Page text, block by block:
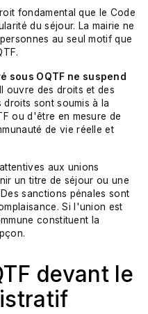
fondamental que le Code
du séjour. La mairie ne
au seul motif que
sous OQTF ne suspend
ouvre des droits et des
sont soumis à la
ou d'être en mesure de
de vie réelle et
aux unions
un titre de séjour ou une
sanctions pénales sont
Si l'union est
constituent la
devant le